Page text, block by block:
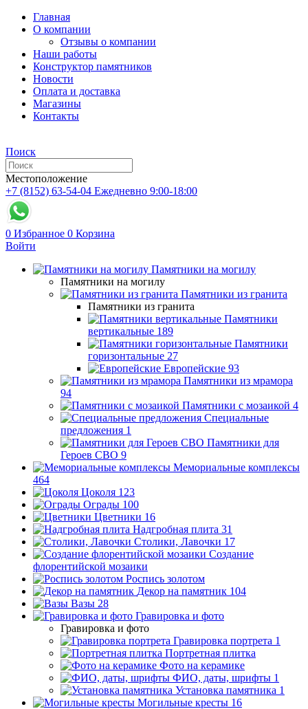
Главная
О компании
Отзывы о компании
Наши работы
Конструктор памятников
Новости
Оплата и доставка
Магазины
Контакты
Поиск
Местоположение
+7 (8152) 63-54-04 Ежедневно 9:00-18:00
0 Избранное 0 Корзина
Войти
Памятники на могилу
Памятники на могилу
Памятники из гранита
Памятники из гранита
Памятники
вертикальные 189
Памятники
горизонтальные 27
Европейские 93
Памятники из мрамора
94
Памятники с мозаикой 4
Специальные
предложения 1
Памятники для
Героев СВО 9
Мемориальные комплексы
464
Цоколя 123
Ограды 100
Цветники 16
Надгробная плита 31
Столики, Лавочки 17
Создание
флорентийской мозаики
Роспись золотом
Декор на памятник 104
Вазы 28
Гравировка и фото
Гравировка и фото
Гравировка портрета 1
Портретная плитка
Фото на керамике
ФИО, даты, шрифты 1
Установка памятника 1
Могильные кресты 16